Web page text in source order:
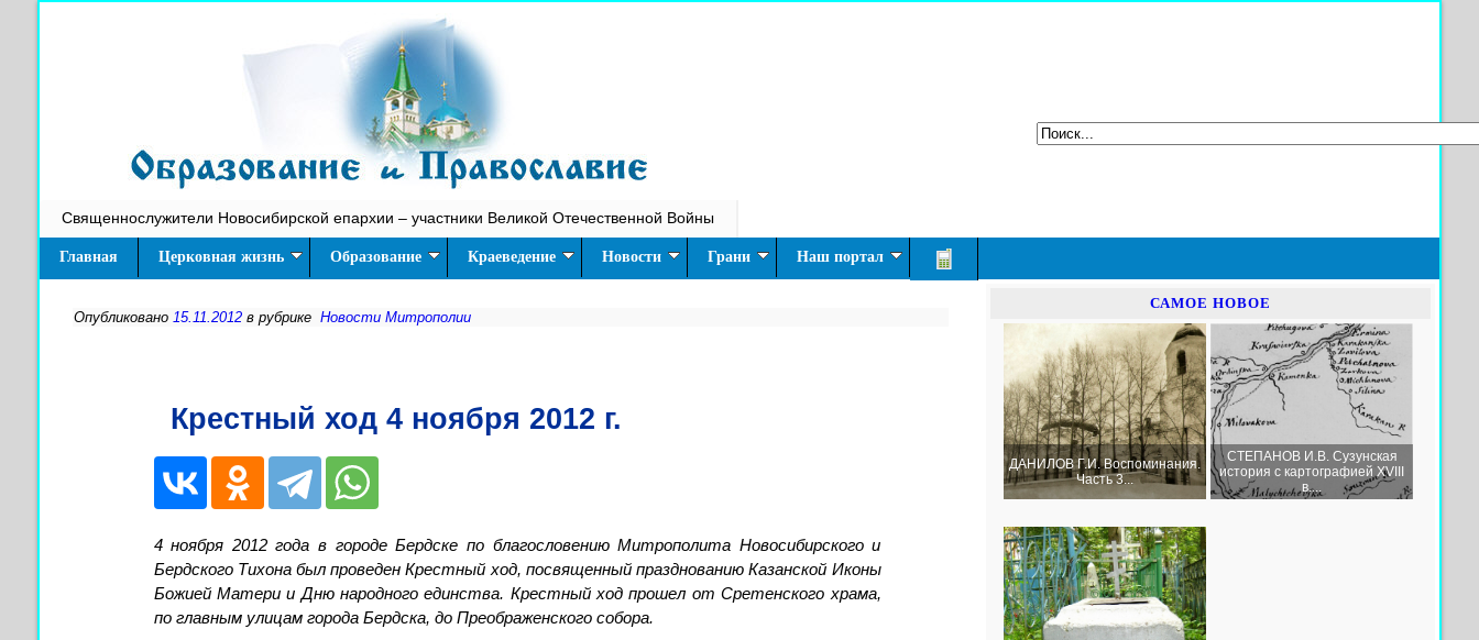
Священнослужители Новосибирской епархии – участники Великой Отечественной Войны
Главная Церковная жизнь Образование Краеведение Новости Грани Наш портал
Опубликовано 15.11.2012 в рубрике Новости Митрополии
Крестный ход 4 ноября 2012 г.
4 ноября 2012 года в городе Бердске по благословению Митрополита Новосибирского и
Бердского Тихона был проведен Крестный ход, посвященный празднованию Казанской Иконы
Божией Матери и Дню народного единства. Крестный ход прошел от Сретенского храма,
по главным улицам города Бердска, до Преображенского собора.
САМОЕ НОВОЕ
ДАНИЛОВ Г.И. Воспоминания.
Часть 3...
СТЕПАНОВ И.В. Сузунская
история с картографией XVIII
в....